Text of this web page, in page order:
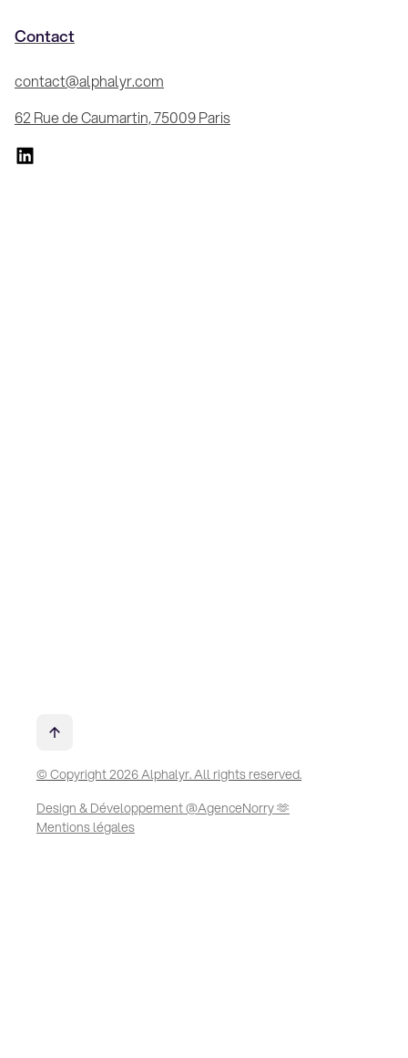
Contact
contact@alphalyr.com
62 Rue de Caumartin, 75009 Paris
© Copyright 2026 Alphalyr. All rights reserved.
Design & Développement @AgenceNorry 🫶
Mentions légales